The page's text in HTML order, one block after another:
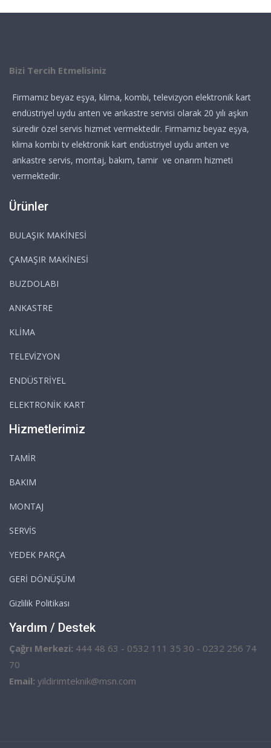
Bizi Tercih Etmelisiniz
Firmamız beyaz eşya, klima, kombi, televizyon elektronik kart
endüstriyel uydu anten ve ankastre servisi olarak 20 yılı aşkın
süredir özel servis hizmet vermektedir. Firmamız beyaz eşya,
klima kombi tv elektronik kart endüstriyel uydu anten ve
ankastre servis, montaj, bakım, tamir ve onarım hizmeti
vermektedir.
Ürünler
BULAŞIK MAKİNESİ
ÇAMAŞIR MAKİNESİ
BUZDOLABI
ANKASTRE
KLİMA
TELEVİZYON
ENDÜSTRİYEL
ELEKTRONİK KART
Hizmetlerimiz
TAMİR
BAKIM
MONTAJ
SERVİS
YEDEK PARÇA
GERİ DÖNÜŞÜM
Gizlilik Politikası
Yardım / Destek
Çağrı Merkezi: 444 48 63 - 0532 111 35 30 - 0232 256 74
70
Email: yildirimteknik@msn.com